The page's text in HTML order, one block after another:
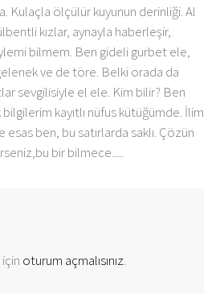
Kulaçla ölçülür kuyunun derinliği. Al
kızlar, aynayla haberleşir,
bilmem. Ben gideli gurbet ele,
ve de töre. Belki orada da
sevgilisiyle el ele. Kim bilir? Ben
kayıtlı nüfus kütüğümde. İlim
ben, bu satırlarda saklı. Çözün
bir bilmece.....
oturum açmalısınız.